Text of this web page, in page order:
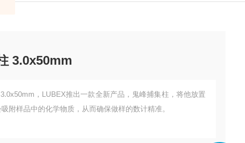
3.0x50mm
，LUBEX推出一款全新产品，鬼峰捕集柱，将他放置
附样品中的化学物质，从而确保做样的数计精准。